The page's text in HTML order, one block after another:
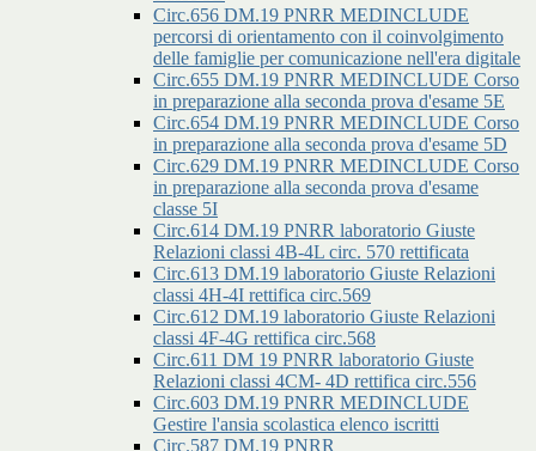
Circ.656 DM.19 PNRR MEDINCLUDE
percorsi di orientamento con il coinvolgimento
delle famiglie per comunicazione nell'era digitale
Circ.655 DM.19 PNRR MEDINCLUDE Corso
in preparazione alla seconda prova d'esame 5E
Circ.654 DM.19 PNRR MEDINCLUDE Corso
in preparazione alla seconda prova d'esame 5D
Circ.629 DM.19 PNRR MEDINCLUDE Corso
in preparazione alla seconda prova d'esame
classe 5I
Circ.614 DM.19 PNRR laboratorio Giuste
Relazioni classi 4B-4L circ. 570 rettificata
Circ.613 DM.19 laboratorio Giuste Relazioni
classi 4H-4I rettifica circ.569
Circ.612 DM.19 laboratorio Giuste Relazioni
classi 4F-4G rettifica circ.568
Circ.611 DM 19 PNRR laboratorio Giuste
Relazioni classi 4CM- 4D rettifica circ.556
Circ.603 DM.19 PNRR MEDINCLUDE
Gestire l'ansia scolastica elenco iscritti
Circ.587 DM.19 PNRR